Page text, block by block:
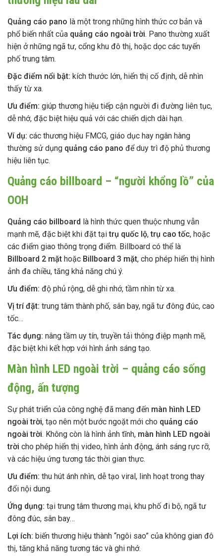
Quảng cáo pano là một trong những hình thức cơ bản và
phổ biến nhất của quảng cáo ngoài trời. Pano thường xuất
hiện ở những ngã tư, cổng khu đô thị, hoặc dọc các tuyến
phố trung tâm.
Đặc điểm nổi bật: kích thước lớn, hiển thị cố định, dễ nhìn
thấy từ xa.
Ưu điểm: giúp thương hiệu tiếp cận người đi đường liên tục,
dễ nhớ, đặc biệt hiệu quả với các chiến dịch dài hạn.
Ví dụ: các thương hiệu FMCG, giáo dục hay ngân hàng
thường sử dụng quảng cáo pano để duy trì độ phủ thương
hiệu liên tục.
Quảng cáo billboard – “người khổng lồ” của
OOH
Quảng cáo billboard là hình thức quen thuộc nhưng vẫn
mạnh mẽ, đặc biệt khi đặt tạitrụ quốc lộ,trụ cao tốc, hoặc
các điểm giao thông trọng điểm. Billboard có thể là
Billboard 2 mặt hoặc Billboard 3 mặt, cho phép hiển thị hình
ảnh đa chiều, tăng khả năng chú ý.
Ưu điểm: độ phủ rộng, dễ ghi nhớ, tầm nhìn từ xa.
Vị trí đặt: trung tâm thành phố, sân bay, ngã tư đông đúc, cao
tốc…
Tác dụng: nâng tầm uy tín, truyền tải thông điệp mạnh mẽ,
đặc biệt khi kết hợp với hình ảnh sáng tạo.
Màn hình LED ngoài trời – quảng cáo sống
động, ấn tượng
Sự phát triển của công nghệ đã mang đến màn hình LED
ngoài trời, tạo nên một bước ngoặt mới cho quảng cáo
ngoài trời. Không còn là hình ảnh tĩnh, màn hình LED ngoài
trời cho phép hiển thị video, hình ảnh động, ánh sáng rực rỡ,
và các hiệu ứng tương tác thời gian thực.
Ưu điểm: thu hút ánh nhìn, dễ tạo viral, linh hoạt trong thay
đổi nội dung.
Ứng dụng: tại trung tâm thương mại, khu phố đi bộ, ngã tư
đông đúc, sân bay…
Lợi ích: biến thương hiệu thành “ngôi sao” của không gian đô
thị, tăng khả năng tương tác và ghi nhớ.